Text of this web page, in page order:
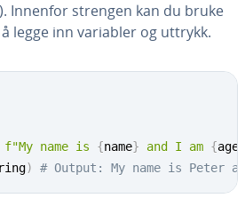
Innenfor strengen kan du bruke
legge inn variabler og uttrykk.
f"My name is {name} and I am {age
) # Output: My name is Peter